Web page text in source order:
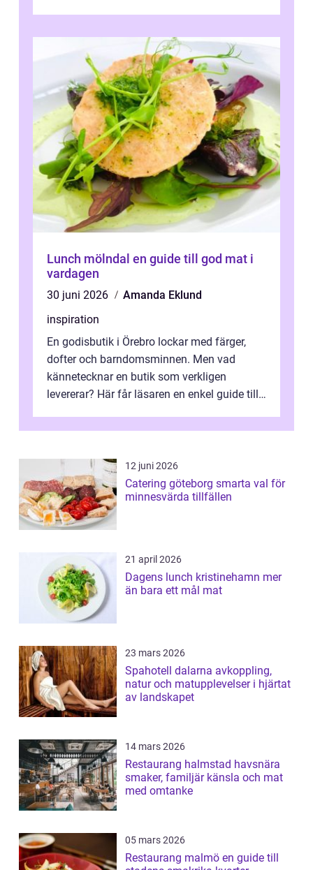
Lunch mölndal en guide till god mat i
vardagen
30 juni 2026
Amanda Eklund
inspiration
En godisbutik i Örebro lockar med färger,
dofter och barndomsminnen. Men vad
kännetecknar en butik som verkligen
levererar? Här får läsaren en enkel guide till
12 juni 2026
Catering göteborg smarta val för
minnesvärda tillfällen
21 april 2026
Dagens lunch kristinehamn mer
än bara ett mål mat
23 mars 2026
Spahotell dalarna avkoppling,
natur och matupplevelser i hjärtat
av landskapet
14 mars 2026
Restaurang halmstad havsnära
smaker, familjär känsla och mat
med omtanke
05 mars 2026
Restaurang malmö en guide till